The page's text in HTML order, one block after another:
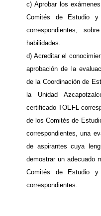
c) Aprobar los
Comités de Estudio y
correspondientes,
habilidades.
d) Acreditar el
aprobación de la
de la Coordinación de
la Unidad
certificado TOEFL
de los Comités de
correspondientes, una
de aspirantes cuya
demostrar un adecuado
Comités de Estudio y
correspondientes.